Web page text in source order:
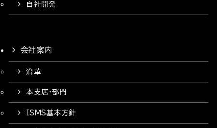
自社開発
会社案内
沿革
本支店・部門
ISMS基本方針